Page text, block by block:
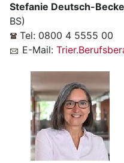
Stefanie Deutsch-
BS)
Tel: 0800 4 5555 00
E-Mail: